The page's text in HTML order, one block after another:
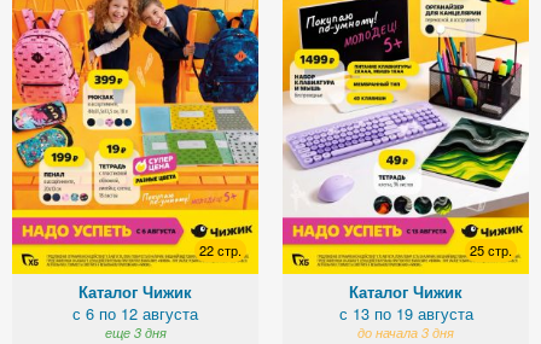
22 стр.
Каталог Чижик
с 6 по 12 августа
еще 3 дня
25 стр.
Каталог Чижик
с 13 по 19 августа
до начала 3 дня